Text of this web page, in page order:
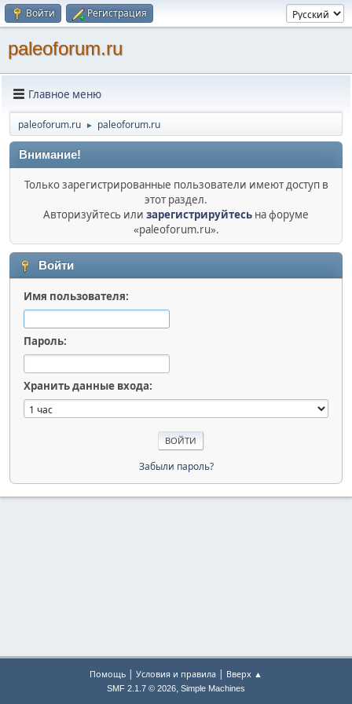
Войти Регистрация
paleoforum.ru
Главное меню
paleoforum.ru ► paleoforum.ru
Внимание!
Только зарегистрированные пользователи имеют доступ в
этот раздел.
Авторизуйтесь или зарегистрируйтесь на форуме
«paleoforum.ru».
Войти
Имя пользователя:
Пароль:
Хранить данные входа:
Забыли пароль?
Помощь | Условия и правила | Вверх ▲
SMF 2.1.7 © 2026, Simple Machines